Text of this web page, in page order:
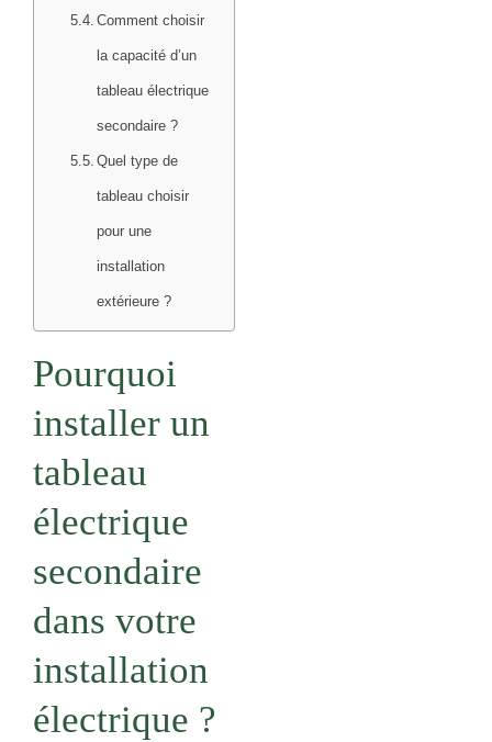
Comment choisir
la capacité d’un
tableau électrique
secondaire ?
Quel type de
tableau choisir
pour une
installation
extérieure ?
Pourquoi
installer un
tableau
électrique
secondaire
dans votre
installation
électrique ?